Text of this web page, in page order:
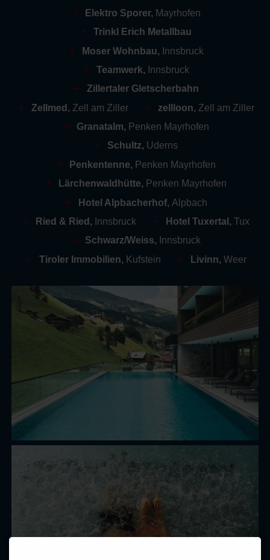
Elektro Sporer, Mayrhofen
Trinkl Erich Metallbau
Moser Wohnbau, Innsbruck
Teamwerk, Innsbruck
Zillertaler Gletscherbahn
Zellmed, Zell am Ziller zellloon, Zell am Ziller
Granatalm, Penken Mayrhofen
Schultz, Uderns
Penkentenne, Penken Mayrhofen
Lärchenwaldhütte, Penken Mayrhofen
Hotel Alpbacherhof, Alpbach
Ried & Ried, Innsbruck Hotel Tuxertal, Tux
Schwarz/Weiss, Innsbruck
Tiroler Immobilien, Kufstein Livinn, Weer